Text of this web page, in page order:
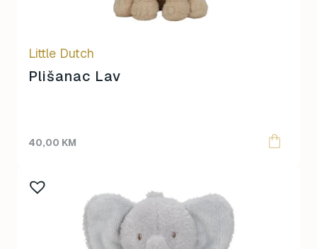
Little Dutch
Plišanac Lav
40,00 KM